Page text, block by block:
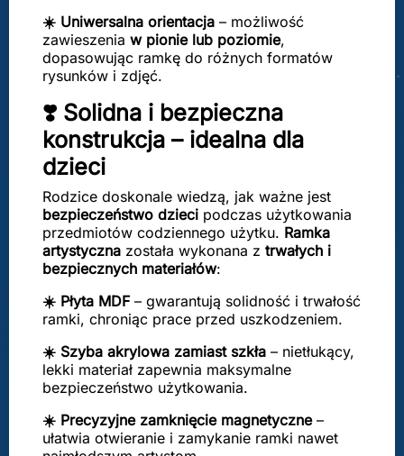
☀️ Uniwersalna orientacja – możliwość
zawieszenia w pionie lub poziomie,
dopasowując ramkę do różnych formatów
rysunków i zdjęć.
❣️ Solidna i bezpieczna
konstrukcja – idealna dla
dzieci
Rodzice doskonale wiedzą, jak ważne jest
bezpieczeństwo dzieci podczas użytkowania
przedmiotów codziennego użytku. Ramka
artystyczna została wykonana z trwałych i
bezpiecznych materiałów:
☀️ Płyta MDF– gwarantują solidność i trwałość
ramki, chroniąc prace przed uszkodzeniem.
☀️ Szyba akrylowa zamiast szkła – nietłukący,
lekki materiał zapewnia maksymalne
bezpieczeństwo użytkowania.
☀️ Precyzyjne zamknięcie magnetyczne–
ułatwia otwieranie i zamykanie ramki nawet